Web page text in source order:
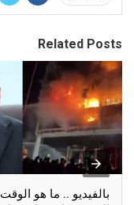
Related Posts
بالفيديو .. ما هو الوقت